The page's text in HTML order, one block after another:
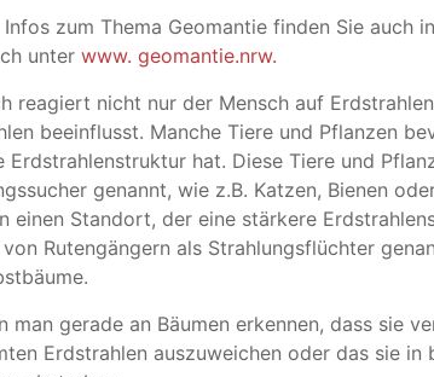
zum Thema Geomantie finden Sie auch
unter www. geomantie.nrw.
reagiert nicht nur der Mensch auf
beeinflusst. Manche Tiere und Pflanzen
Erdstrahlenstruktur hat. Diese Tiere und
genannt, wie z.B. Katzen, Bienen
einen Standort, der eine stärkere
Rutengängern als Strahlungsflüchter
man gerade an Bäumen erkennen, dass sie
Erdstrahlen auszuweichen oder das sie in